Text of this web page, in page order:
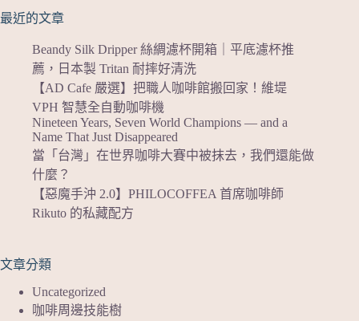
最近的文章
Beandy Silk Dripper 絲綢濾杯開箱｜平底濾杯推
薦，日本製 Tritan 耐摔好清洗
【AD Cafe 嚴選】把職人咖啡館搬回家！維堤
VPH 智慧全自動咖啡機
Nineteen Years, Seven World Champions — and a
Name That Just Disappeared
當「台灣」在世界咖啡大賽中被抹去，我們還能做
什麼？
【惡魔手沖 2.0】PHILOCOFFEA 首席咖啡師
Rikuto 的私藏配方
文章分類
Uncategorized
咖啡周邊技能樹